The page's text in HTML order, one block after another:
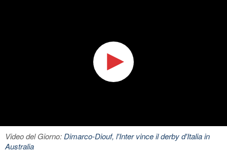
Video del Giorno:Dimarco-Diouf, l'Inter vince il derby d'Italia in
Australia